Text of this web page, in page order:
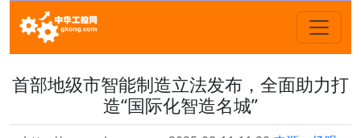
首部地级市智能制造立法发布，全面助力打
造“国际化智造名城”